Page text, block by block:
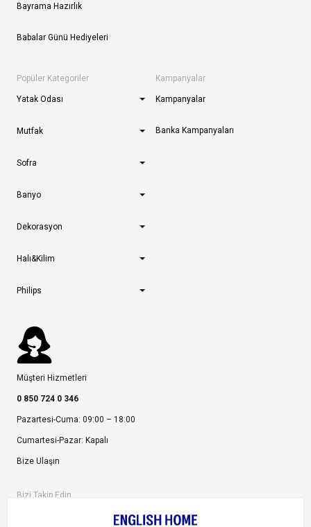
Bayrama Hazırlık
Babalar Günü Hediyeleri
Popüler Kategoriler
Yatak Odası
Mutfak
Sofra
Banyo
Dekorasyon
Halı&Kilim
Philips
Kampanyalar
Kampanyalar
Banka Kampanyaları
Müşteri Hizmetleri
0 850 724 0 346
Pazartesi-Cuma: 09:00 – 18:00
Cumartesi-Pazar: Kapalı
Bize Ulaşın
Bizi Takip Edin